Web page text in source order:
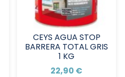
CEYS AGUA STOP
BARRERA TOTAL GRIS
1 KG
22,90 €